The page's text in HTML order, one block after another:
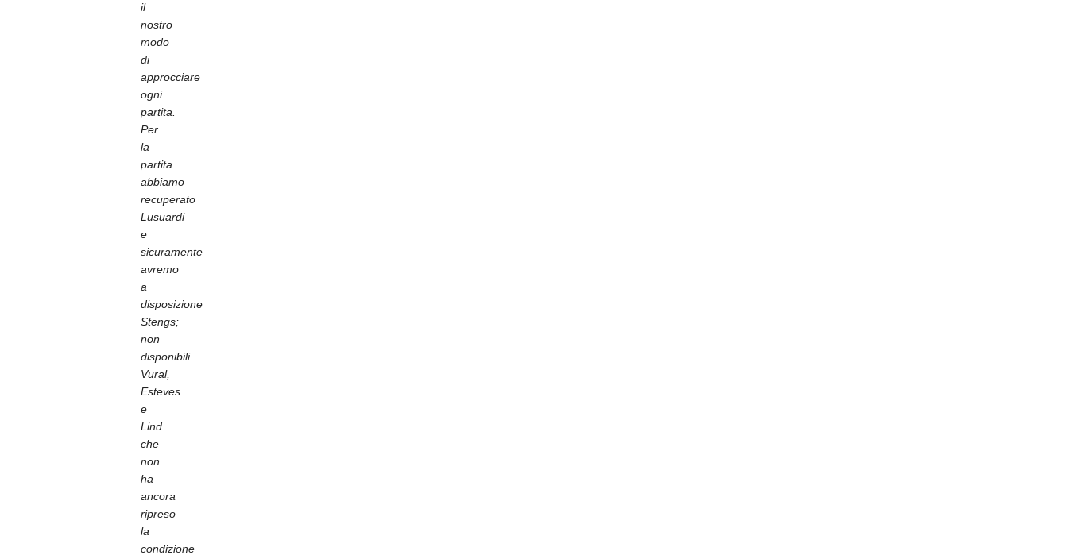
il
nostro
modo
di
approcciare
ogni
partita.
Per
la
partita
abbiamo
recuperato
Lusuardi
e
sicuramente
avremo
a
disposizione
Stengs;
non
disponibili
Vural,
Esteves
e
Lind
che
non
ha
ancora
ripreso
la
condizione